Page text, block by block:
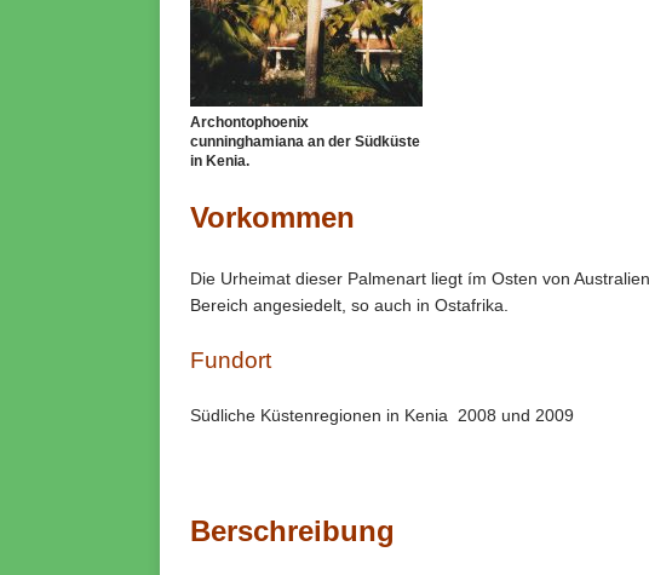
Archontophoenix
cunninghamiana an der Südküste
in Kenia.
Vorkommen
Die Urheimat dieser Palmenart liegt ím Osten von
Bereich angesiedelt, so auch in Ostafrika.
Fundort
Südliche Küstenregionen in Kenia 2008 und 2009
Berschreibung